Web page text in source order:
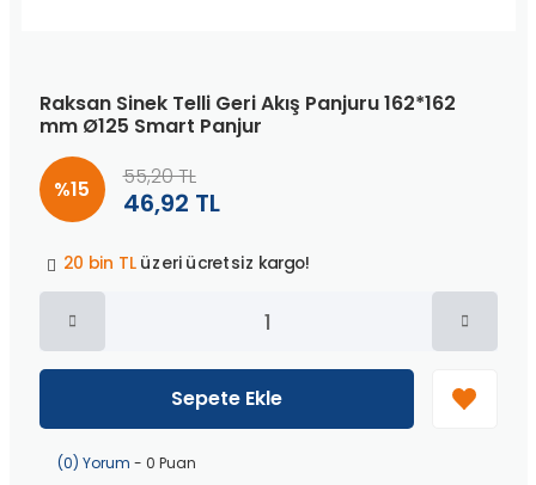
Raksan Sinek Telli Geri Akış Panjuru 162*162
mm Ø125 Smart Panjur
%15 46,92 TL
55,20 TL
20 bin TLüzeri ücretsiz kargo!
40 bin TL
Peşin fiyatına
üzeri ücretsiz kargo!
üzeri ücretsiz kargo!
40 bin TLüzeri özel teklif!
Sepete Ekle
(0) Yorum - 0 Puan